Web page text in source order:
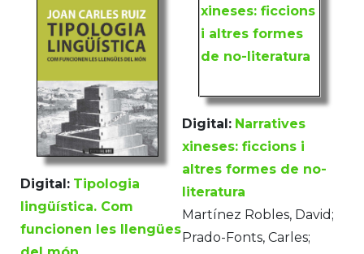
Digital: Tipologia
lingüística. Com
funcionen les llengües
Digital: Narratives
xineses: ficcions i
altres formes de no-
literatura
Martínez Robles, David;
Prado-Fonts, Carles;